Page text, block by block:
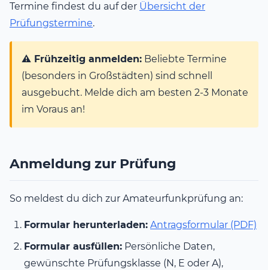
Termine findest du auf der Übersicht der
Prüfungstermine.
⚠️ Frühzeitig anmelden: Beliebte Termine
(besonders in Großstädten) sind schnell
ausgebucht. Melde dich am besten 2-3 Monate
im Voraus an!
Anmeldung zur Prüfung
So meldest du dich zur Amateurfunkprüfung an:
Formular herunterladen: Antragsformular (PDF)
Formular ausfüllen: Persönliche Daten,
gewünschte Prüfungsklasse (N, E oder A),